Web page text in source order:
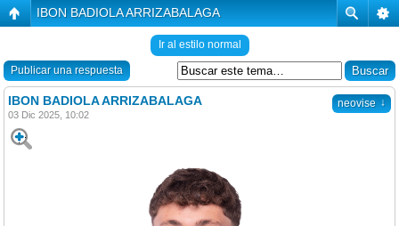
IBON BADIOLA ARRIZABALAGA
Ir al estilo normal
Publicar una respuesta
neovise ↓
IBON BADIOLA ARRIZABALAGA
03 Dic 2025, 10:02